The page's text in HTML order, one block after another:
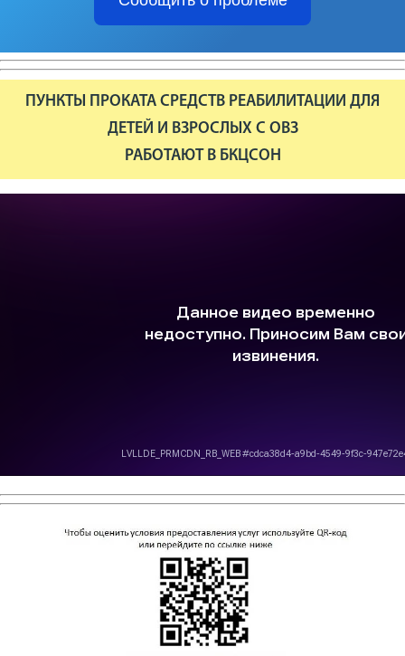
ПУНКТЫ ПРОКАТА СРЕДСТВ РЕАБИЛИТАЦИИ ДЛЯ
ДЕТЕЙ И ВЗРОСЛЫХ С ОВЗ
РАБОТАЮТ В БКЦСОН